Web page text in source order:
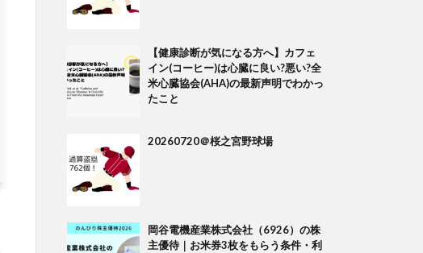
【健康診断が気になる方へ】カフェ
イン(コーヒー)は心臓に良い?悪い?全
米心臓協会(AHA)の最新声明でわかっ
たこと
20260720＠桜之宮野球場
岡谷電機産業株式会社（6926）の株
主優待｜お米券3枚をもらう条件・利